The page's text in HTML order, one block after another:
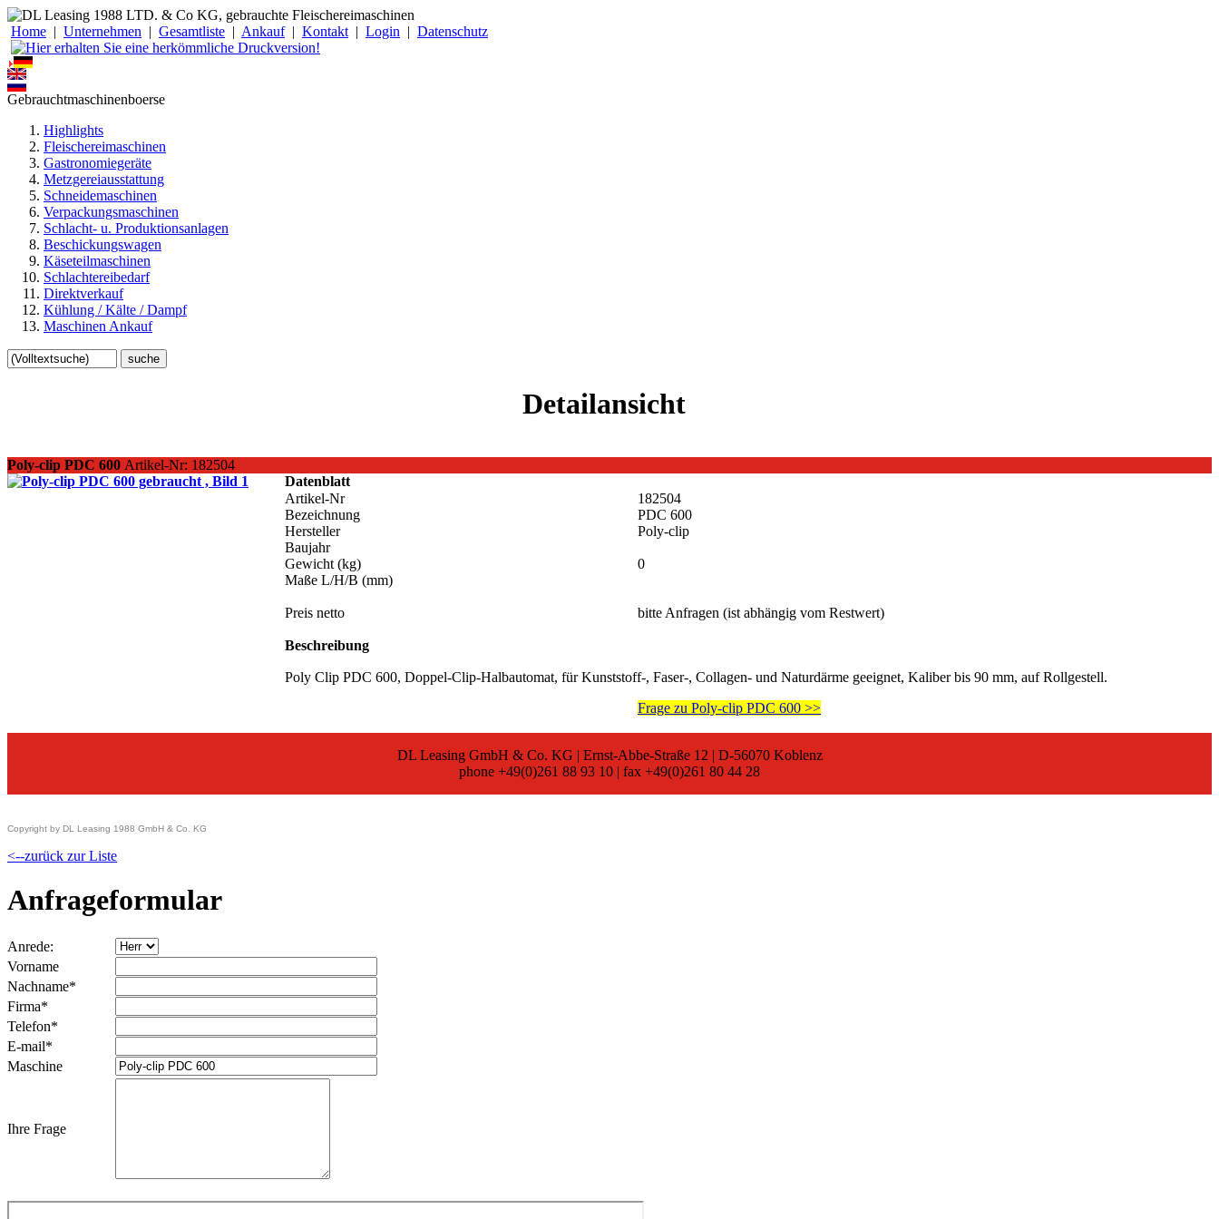
Home | Unternehmen | Gesamtliste | Ankauf| Kontakt | Login | Datenschutz
Gebrauchtmaschinenboerse
Highlights
Fleischereimaschinen
Gastronomiegeräte
Metzgereiausstattung
Schneidemaschinen
Verpackungsmaschinen
Schlacht- u. Produktionsanlagen
Beschickungswagen
Käseteilmaschinen
Schlachtereibedarf
Direktverkauf
Kühlung / Kälte / Dampf
Maschinen Ankauf
Detailansicht
Poly-clip PDC 600 Artikel-Nr: 182504
Datenblatt
Artikel-Nr
182504
Bezeichnung
PDC 600
Hersteller
Poly-clip
Baujahr
Gewicht (kg)
0
Maße L/H/B (mm)
Preis netto bitte Anfragen (ist abhängig vom Restwert)
Beschreibung
Poly Clip PDC 600, Doppel-Clip-Halbautomat, für Kunststoff-, Faser-, Collagen- und Naturdärme geeignet, Kaliber bis 90 mm, auf Rollgestell.
Frage zu Poly-clip PDC 600 >>
DL Leasing GmbH & Co. KG | Ernst-Abbe-Straße 12 | D-56070 Koblenz
phone +49(0)261 88 93 10 | fax +49(0)261 80 44 28
Copyright by DL Leasing 1988 GmbH & Co. KG
<--zurück zur Liste
Anfrageformular
Anrede:
Vorname
Nachname*
Firma*
Telefon*
E-mail*
Maschine
Ihre Frage